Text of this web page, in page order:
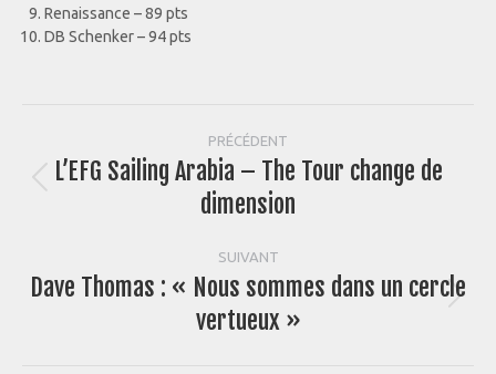
Renaissance – 89 pts
DB Schenker – 94 pts
article
PRÉCÉDENT
Article
précédent
L’EFG Sailing Arabia – The Tour change de
dimension
SUIVANT
Article
suivant
Dave Thomas : « Nous sommes dans un cercle
vertueux »